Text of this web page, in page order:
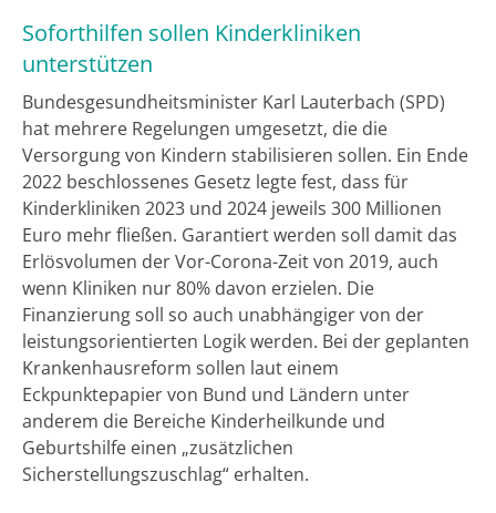
Soforthilfen sollen Kinderkliniken
unterstützen
Bundesgesundheitsminister Karl Lauterbach (SPD)
hat mehrere Regelungen umgesetzt, die die
Versorgung von Kindern stabilisieren sollen. Ein Ende
2022 beschlossenes Gesetz legte fest, dass für
Kinderkliniken 2023 und 2024 jeweils 300 Millionen
Euro mehr fließen. Garantiert werden soll damit das
Erlösvolumen der Vor-Corona-Zeit von 2019, auch
wenn Kliniken nur 80% davon erzielen. Die
Finanzierung soll so auch unabhängiger von der
leistungsorientierten Logik werden. Bei der geplanten
Krankenhausreform sollen laut einem
Eckpunktepapier von Bund und Ländern unter
anderem die Bereiche Kinderheilkunde und
Geburtshilfe einen „zusätzlichen
Sicherstellungszuschlag“ erhalten.